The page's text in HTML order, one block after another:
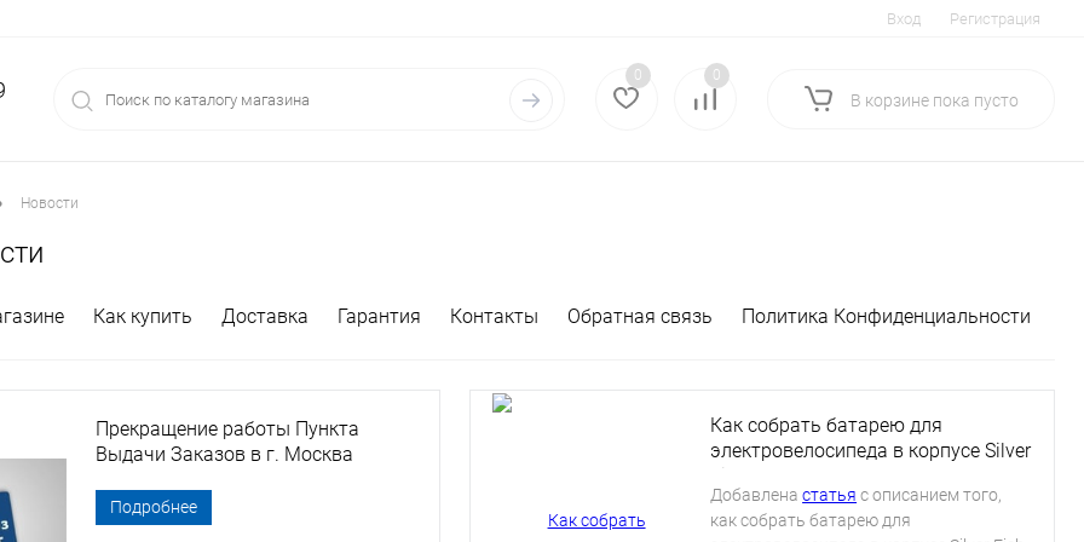
Вход Регистрация
0 0
В корзине пока пусто
Новости
Как купить Доставка Гарантия Контакты Обратная связь Политика Конфиденциальности
Прекращение работы Пункта
Выдачи Заказов в г. Москва
Подробнее
Как собрать батарею для
электровелосипеда в корпусе Silver
Добавленастатья с описанием того,
как собрать батарею для